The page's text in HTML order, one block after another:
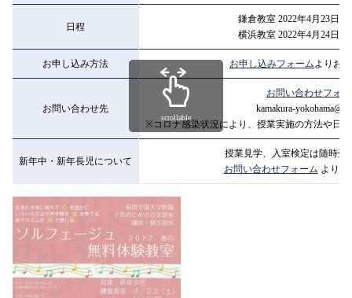
日程
鎌倉教室 2022年4月23日（
横浜教室 2022年4月24日（
お申し込み方法 お申し込みフォームよりお
お問い合わせ先
お問い合わせフォ
kamakura-
※コロナ感染状況により、授業実施の方法や日
新年中・新年長児について
授業見学、入室検定は随時受
お問い合わせフォーム よりお
scrollable